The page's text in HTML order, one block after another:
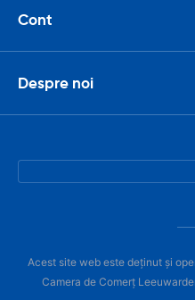
Cont
Despre noi
Acest site web este deținut și
Camera de Comerț